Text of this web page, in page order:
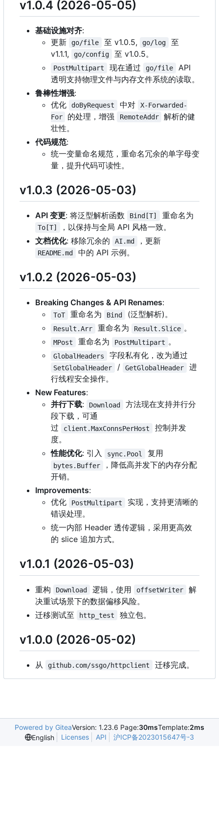
v1.0.4 (2026-05-05)
基础设施对齐:
更新
go/file 至 v1.0.5, go/log
至
v1.1.1,
go/config 至 v1.0.5。
PostMultipart 现在通过 go/file
API
透明支持物理文件与内存文件系统的读取。
鲁棒性增强:
优化
doByRequest 中对
X-Forwarded-
For
的处理，增强 RemoteAddr
解析的健
壮性。
代码规范:
统一变量命名规范，重命名冗余的单字母变
量，提升代码可读性。
v1.0.3 (2026-05-03)
API 变更: 将泛型解析函数 Bind[T] 重命名为
To[T]
，以保持与全局 API 风格一致。
文档优化: 移除冗余的 AI.md ，更新
README.md 中的 API 示例。
v1.0.2 (2026-05-03)
Breaking Changes & API Renames:
ToT 重命名为 Bind (泛型解析)。
Result.Arr 重命名为 Result.Slice 。
MPost 重命名为 PostMultipart 。
GlobalHeaders 字段私有化，改为通过
SetGlobalHeader / GetGlobalHeader
进
行线程安全操作。
New Features:
并行下载: Download
方法现在支持并行分
段下载，可通
过
client.MaxConnsPerHost
控制并发
度。
性能优化: 引入 sync.Pool 复用
bytes.Buffer
，降低高并发下的内存分配
开销。
Improvements:
优化
PostMultipart
实现，支持更清晰的
错误处理。
统一内部 Header 透传逻辑，采用更高效
的 slice 追加方式。
v1.0.1 (2026-05-03)
重构 Download 逻辑，使用 offsetWriter
解
决重试场景下的数据偏移风险。
迁移测试至
http_test 独立包。
v1.0.0 (2026-05-02)
从 github.com/ssgo/httpclient 迁移完成。
Powered by GiteaVersion: 1.23.6 Page:30msTemplate:2ms
English
Licenses API 沪ICP备2023015647号-3